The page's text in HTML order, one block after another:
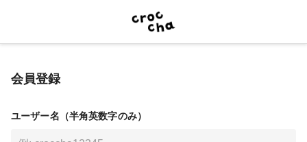
会員登録
ユーザー名（半角英数字のみ）